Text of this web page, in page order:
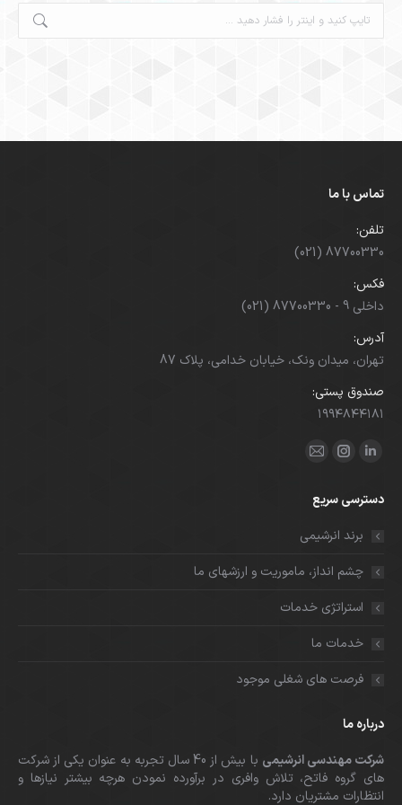
تماس با ما
تلفن:
(021) 87700330
فکس:
(021) 87700330 - داخلی 9
آدرس:
تهران، میدان ونک، خیابان خدامی، پلاک 87
صندوق پستی:
۱۹۹۴۸۴۴۱۸۱
ما را دنبال کنید در:
لینکدین
کردن
برگه
پنجره
جدید
اینستاگرام
کردن
برگه
پنجره
جدید
ایمیل
کردن
برگه
پنجره
جدید
دسترسی سریع
برند انرشیمی
چشم انداز، ماموریت و ارزشهای ما
استراتژی خدمات
خدمات ما
فرصت های شغلی موجود
درباره ما
شرکت مهندسی انرشیمی
با بیش از 40 سال تجربه به عنوان یکی از شرکت
های گروه فاتح، تلاش وافری در برآورده نمودن هرچه بیشتر نیازها و
انتظارات مشتریان دارد.